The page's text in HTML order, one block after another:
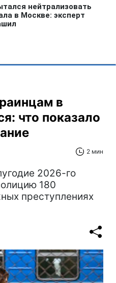
в
что показало
2 мин
2026-го
180
преступлениях